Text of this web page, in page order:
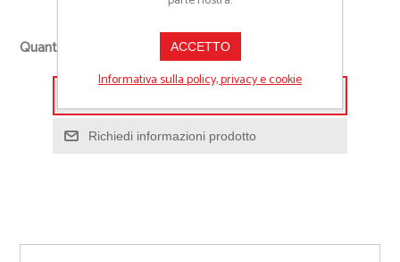
Quantità richiesta
Richiedi informazioni prodotto
ACCETTO
Informativa sulla policy, privacy e cookie